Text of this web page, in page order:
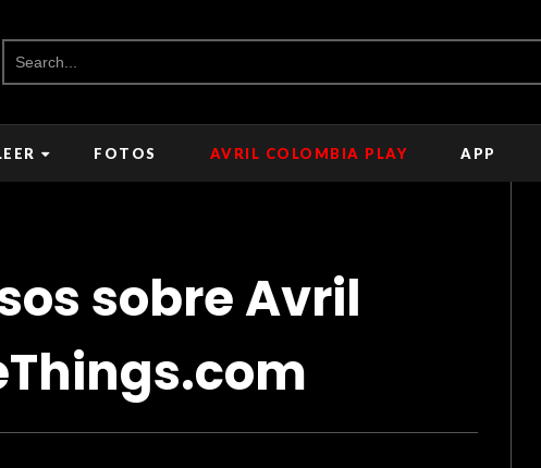
FOTOS AVRIL COLOMBIA PLAY APP
sobre Avril